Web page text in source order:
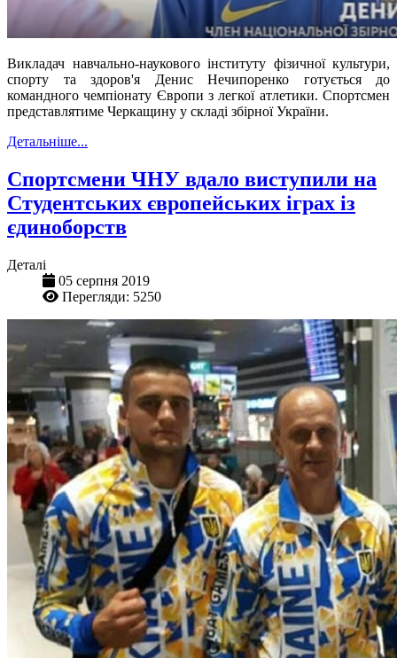
Викладач навчально-наукового інституту фізичної культури,
спорту та здоров'я Денис Нечипоренко готується до
командного чемпіонату Європи з легкої атлетики. Спортсмен
представлятиме Черкащину у складі збірної України.
Детальніше...
Спортсмени ЧНУ вдало виступили на
Студентських європейських іграх із
єдиноборств
Деталі
05 серпня 2019
Перегляди: 5250